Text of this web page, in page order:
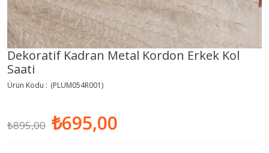
Dekoratif Kadran Metal Kordon Erkek Kol
Saati
(PLUM054R001)
₺895,00 ₺695,00